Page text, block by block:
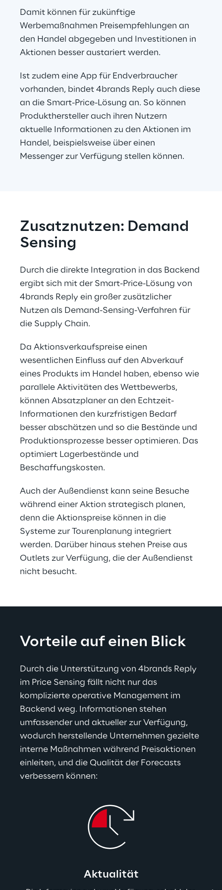
Damit können für zukünftige
Werbemaßnahmen Preisempfehlungen an
den Handel abgegeben und Investitionen in
Aktionen besser austariert werden.
Ist zudem eine App für Endverbraucher
vorhanden, bindet 4brands Reply auch diese
an die Smart-Price-Lösung an. So können
Produkthersteller auch ihren Nutzern
aktuelle Informationen zu den Aktionen im
Handel, beispielsweise über einen
Messenger zur Verfügung stellen können.
Zusatznutzen: Demand
Sensing
Durch die direkte Integration in das Backend
ergibt sich mit der Smart-Price-Lösung von
4brands Reply ein großer zusätzlicher
Nutzen als Demand-Sensing-Verfahren für
die Supply Chain.
Da Aktionsverkaufspreise einen
wesentlichen Einfluss auf den Abverkauf
eines Produkts im Handel haben, ebenso wie
parallele Aktivitäten des Wettbewerbs,
können Absatzplaner an den Echtzeit-
Informationen den kurzfristigen Bedarf
besser abschätzen und so die Bestände und
Produktionsprozesse besser optimieren. Das
optimiert Lagerbestände und
Beschaffungskosten.
Auch der Außendienst kann seine Besuche
während einer Aktion strategisch planen,
denn die Aktionspreise können in die
Systeme zur Tourenplanung integriert
werden. Darüber hinaus stehen Preise aus
Outlets zur Verfügung, die der Außendienst
nicht besucht.
Vorteile auf einen Blick
Durch die Unterstützung von 4brands Reply
im Price Sensing fällt nicht nur das
komplizierte operative Management im
Backend weg. Informationen stehen
umfassender und aktueller zur Verfügung,
wodurch herstellende Unternehmen gezielte
interne Maßnahmen während Preisaktionen
einleiten, und die Qualität der Forecasts
verbessern können:
Aktualität